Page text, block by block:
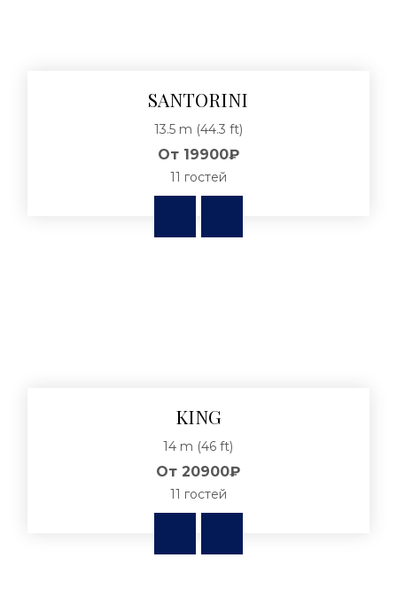
SANTORINI
13.5 m (44.3 ft)
От 19900₽
11 гостей
KING
14 m (46 ft)
От 20900₽
11 гостей